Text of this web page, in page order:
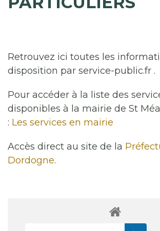
Retrouvez ici toutes les
disposition par service-public.fr .
Pour accéder à la liste des
disponibles à la mairie de St
: Les services en mairie
Accès direct au site de la
Dordogne.